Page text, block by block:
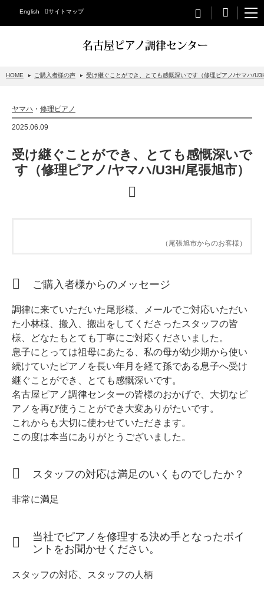
English サイトマップ
名古屋ピアノ調律センター
スタインウェイについて
アップライトピアノ
ホフマンアップライトピアノ
中古ピアノ
調律
修理
ピアノクリーニングと引越し
ピアノレンタル
スタッフ紹介
HOME ご購入者様の声 受け継ぐことができ、とても感慨深いです（修理ピアノ/ヤマハ/
ヤマハ ・ 修理ピアノ
2025.06.09
受け継ぐことができ、とても感慨深いで
す（修理ピアノ/ヤマハ/U3H/尾張旭市）
（尾張旭市からのお客様）
ご購入者様からのメッセージ
調律に来ていただいた尾形様、メールでご対応いただい
た小林様、搬入、搬出をしてくださったスタッフの皆
様、どなたもとても丁寧にご対応くださいました。
息子にとっては祖母にあたる、私の母が幼少期から使い
続けていたピアノを長い年月を経て孫である息子へ受け
継ぐことができ、とても感慨深いです。
名古屋ピアノ調律センターの皆様のおかげで、大切なピ
アノを再び使うことができ大変ありがたいです。
これからも大切に使わせていただきます。
この度は本当にありがとうございました。
スタッフの対応は満足のいくものでしたか？
非常に満足
当社でピアノを修理する決め手となったポイ
ントをお聞かせください。
スタッフの対応、スタッフの人柄